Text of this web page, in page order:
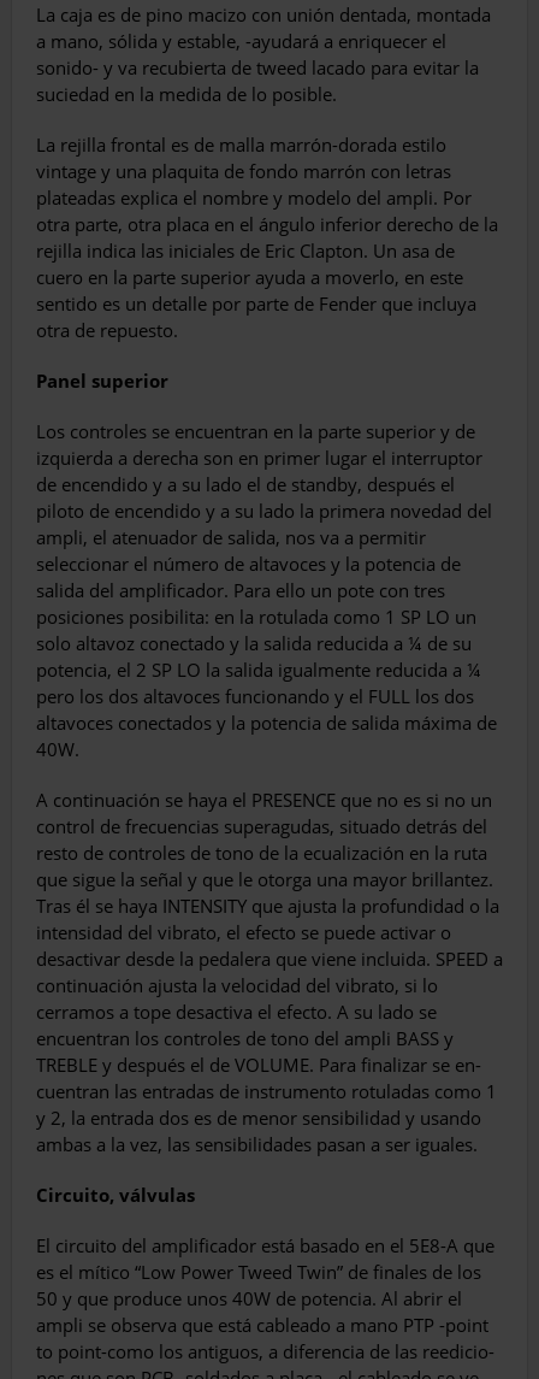
La caja es de pino macizo con unión dentada, montada
a mano, sólida y estable, -ayudará a en­riquecer el
sonido- y va recubierta de tweed lacado para evitar la
suciedad en la medida de lo posible.
La rejilla frontal es de malla marrón-dorada estilo
vintage y una plaquita de fondo marrón con letras
plateadas explica el nombre y mo­delo del ampli. Por
otra parte, otra placa en el ángulo inferior derecho de la
rejilla indica las iniciales de Eric Clapton. Un asa de
cuero en la parte superior ayuda a moverlo, en este
sentido es un detalle por parte de Fender que incluya
otra de repuesto.
Panel superior
Los controles se encuentran en la parte su­perior y de
izquierda a derecha son en primer lugar el interruptor
de encendido y a su lado el de standby, después el
piloto de encendido y a su lado la primera novedad del
ampli, el atenua­dor de salida, nos va a permitir
seleccionar el número de altavoces y la potencia de
salida del amplificador. Para ello un pote con tres
posicio­nes posibilita: en la rotulada como 1 SP LO un
solo altavoz conectado y la salida reducida a ¼ de su
potencia, el 2 SP LO la salida igualmente reducida a ¼
pero los dos altavoces funcionan­do y el FULL los dos
altavoces conectados y la potencia de salida máxima de
40W.
A continuación se haya el PRESENCE que no es si no un
control de frecuencias superagu­das, situado detrás del
resto de controles de tono de la ecualización en la ruta
que sigue la señal y que le otorga una mayor brillantez.
Tras él se haya INTENSITY que ajusta la pro­fundidad o la
intensidad del vibrato, el efecto se puede activar o
desactivar desde la pedalera que viene incluida. SPEED a
continuación ajus­ta la velocidad del vibrato, si lo
cerramos a tope desactiva el efecto. A su lado se
encuentran los controles de tono del ampli BASS y
TREBLE y después el de VOLUME. Para finalizar se en­
cuentran las entradas de instrumento rotula­das como 1
y 2, la entrada dos es de menor sensibilidad y usando
ambas a la vez, las sen­sibilidades pasan a ser iguales.
Circuito, válvulas
El circuito del amplificador está basado en el 5E8-A que
es el mítico “Low Power Tweed Twin” de finales de los
50 y que produce unos 40W de potencia. Al abrir el
ampli se observa que está cableado a mano PTP -point
to point-como los antiguos, a diferencia de las reedicio­